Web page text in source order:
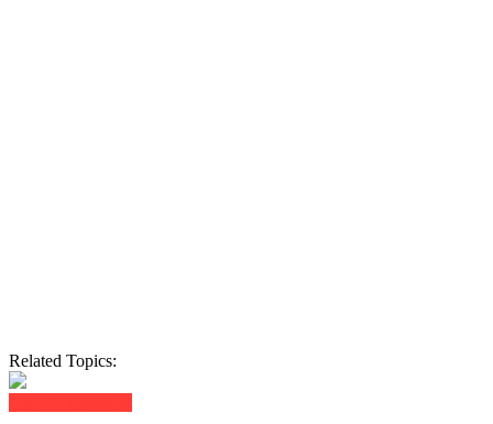
Related Topics: